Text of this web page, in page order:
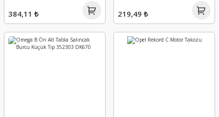
384,11 ₺ 219,49 ₺